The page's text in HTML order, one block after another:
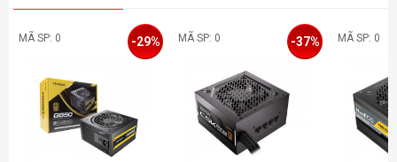
MÃ SP: 0 -29% MÃ SP: 0 -37% MÃ SP: 0